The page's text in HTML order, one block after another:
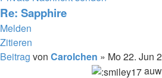
Re: Sapphire
Melden
Zitieren
Beitrag von Carolchen » Mo 22. Jun